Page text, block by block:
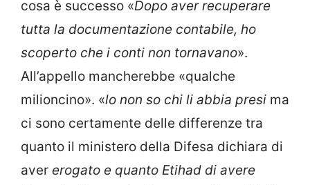
cosa è successo «Dopo aver recuperare
tutta la documentazione contabile, ho
scoperto che i conti non tornavano».
All’appello mancherebbe «qualche
milioncino». «lo non so chi li abbia presi ma
ci sono certamente delle differenze tra
quanto il ministero della Difesa dichiara di
aver erogato e quanto Etihad di avere